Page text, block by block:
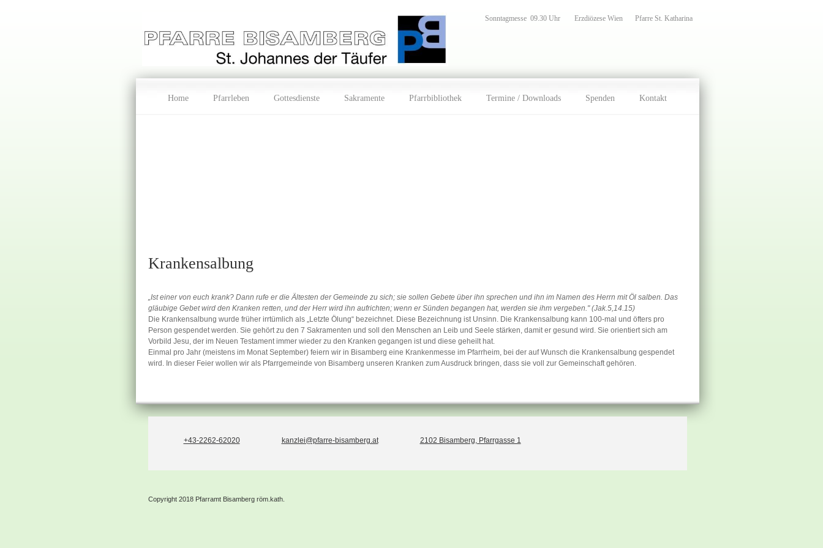
Sonntagmesse 09.30 Uhr Erzdiözese Wien Pfarre St. Katharina
Home Pfarrleben Gottesdienste Sakramente Pfarrbibliothek Termine / Downloads Spenden Kontakt
Krankensalbung
„Ist einer von euch krank? Dann rufe er die Ältesten der Gemeinde zu sich; sie sollen Gebete über ihn sprechen und ihn im Namen des Herrn mit Öl salben. Das
gläubige Gebet wird den Kranken retten, und der Herr wird ihn aufrichten; wenn er Sünden begangen hat, werden sie ihm vergeben." (Jak.5,14.15)
Die Krankensalbung wurde früher irrtümlich als „Letzte Ölung“ bezeichnet. Diese Bezeichnung ist Unsinn. Die Krankensalbung kann 100-mal und öfters pro
Person gespendet werden. Sie gehört zu den 7 Sakramenten und soll den Menschen an Leib und Seele stärken, damit er gesund wird. Sie orientiert sich am
Vorbild Jesu, der im Neuen Testament immer wieder zu den Kranken gegangen ist und diese geheilt hat.
Einmal pro Jahr (meistens im Monat September) feiern wir in Bisamberg eine Krankenmesse im Pfarrheim, bei der auf Wunsch die Krankensalbung gespendet
wird. In dieser Feier wollen wir als Pfarrgemeinde von Bisamberg unseren Kranken zum Ausdruck bringen, dass sie voll zur Gemeinschaft gehören.
+43-2262-62020 kanzlei@pfarre-bisamberg.at 2102 Bisamberg, Pfarrgasse 1
Copyright 2018 Pfarramt Bisamberg röm.kath.